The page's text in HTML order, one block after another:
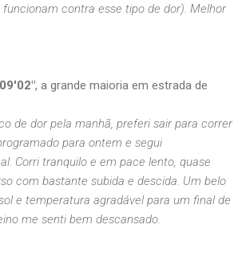
contra esse tipo de dor). Melhor
, a grande maioria em estrada de
de dor pela manhã, preferi sair para correr
para ontem e segui
Corri tranquilo e em pace lento, quase
com bastante subida e descida. Um belo
e temperatura agradável para um final de
me senti bem descansado.